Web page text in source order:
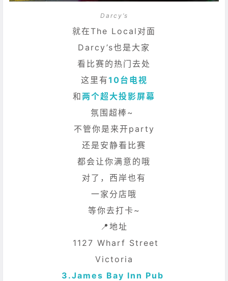
Darcy’s
就在The Local对面
Darcy’s也是大家
看比赛的热门去处
这里有10台电视
和 两个超大投影屏幕
氛围超棒~
不管你是来开party
还是安静看比赛
都会让你满意的哦
对了，西岸也有
一家分店哦
等你去打卡~
📍地址
1127 Wharf Street
Victoria
3.James Bay Inn Pub